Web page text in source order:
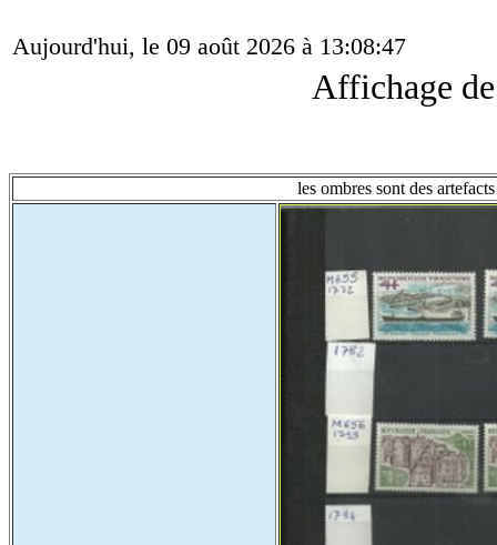
Aujourd'hui, le 09 août 2026 à 13:08:47
Affichage
les ombres sont des